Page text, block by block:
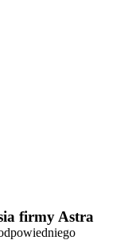
firmy Astra